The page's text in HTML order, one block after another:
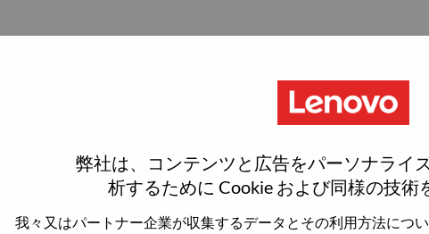
弊社は、コンテンツと広告をパーソナライ
析するために Cookie および同様の技術
我々又はパートナー企業が収集するデータとその利用方法につ
ードをリセットしますか？
address associated with your account, then click
セットするためにリンクをemailに送ります
ください